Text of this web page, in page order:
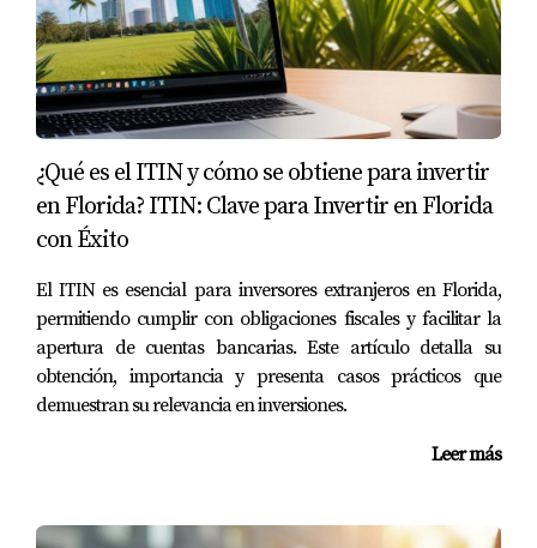
Si decides invertir en propiedades destinadas al alquiler
vacacional, utilizar una LLC puede simplificar el proceso.
Puedes establecer políticas claras sobre cómo se
legal. También tendrás la ventaja adicional de poder
dividir los ingresos entre varios miembros si decides
asociarte con otros inversionistas.
Caso 3: Desarrollo Comercial
Supongamos que deseas invertir en un proyecto
comercial más grande, como un centro comercial o un
complejo de oficinas. Al usar una LLC para este tipo de
inversión, puedes atraer a otros inversionistas al
¿Qué es el ITIN y cómo se obtiene para invertir
en Florida? ITIN: Clave para Invertir en Florida
con Éxito
El ITIN es esencial para inversores extranjeros en Florida,
permitiendo cumplir con obligaciones fiscales y facilitar la
apertura de cuentas bancarias. Este artículo detalla su
obtención, importancia y presenta casos prácticos que
demuestran su relevancia en inversiones.
Leer más